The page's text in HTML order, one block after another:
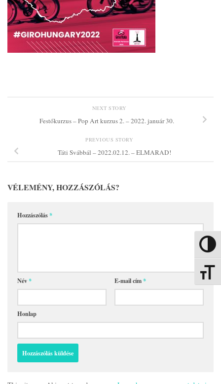
Nagy
NEXT STORY
Festőkurzus – Pop Art kurzus 2. – 2022. január 30.
PREVIOUS STORY
Táti Svábbál – 2022.02.12. – ELMARAD!
VÉLEMÉNY, HOZZÁSZÓLÁS?
Hozzászólás*
Név* E-mail cím*
Honlap